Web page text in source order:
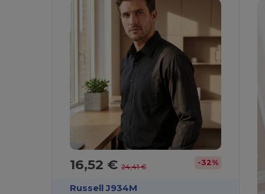
16,52 €24,41 € -32%
Russell J934M